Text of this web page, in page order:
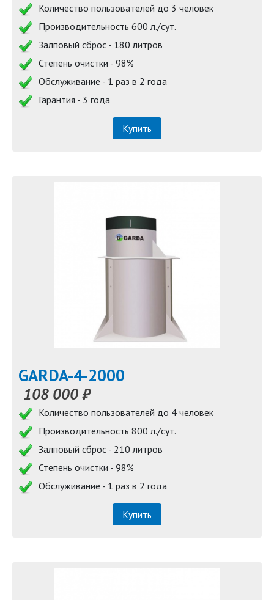
Количество пользователей до 3 человек
Производительность 600 л./сут.
Залповый сброс - 180 литров
Степень очистки - 98%
Обслуживание - 1 раз в 2 года
Гарантия - 3 года
Купить
GARDA-4-2000
108 000 ₽
Количество пользователей до 4 человек
Производительность 800 л./сут.
Залповый сброс - 210 литров
Степень очистки - 98%
Обслуживание - 1 раз в 2 года
Купить